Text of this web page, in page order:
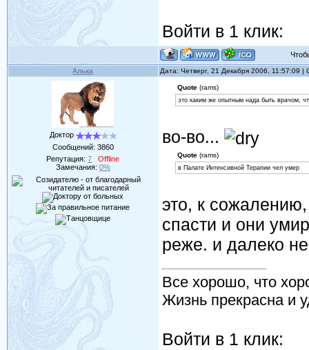
Войти в 1 клик:
Алька Дата: Четверг, 21 Декабря 2006, 11:57:09
Доктор
Сообщений: 3860
Репутация:7
Offline
Замечания: 0%
Quote(rams)
это каким же опытным нада быть врачом,
во-во...
Quote(rams)
в Палате Интенсивной Терапии чел умер
это, к
спасти и они
реже. и далеко
Все хорошо, что
Жизнь прекрасна и
Войти в 1 клик: